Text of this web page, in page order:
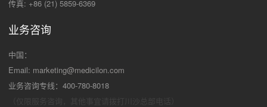
传真: +86 (21) 5859-6369
业务咨询
中国：
Email: marketing@medicilon.com
业务咨询专线：400-780-8018